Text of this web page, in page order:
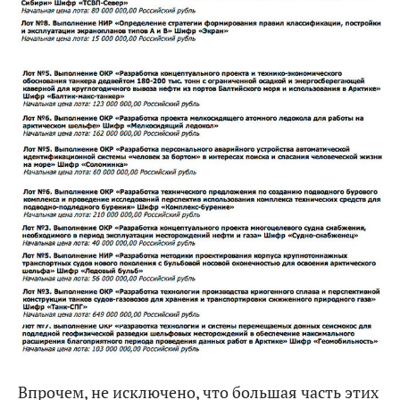
Впрочем, не исключено, что большая часть этих